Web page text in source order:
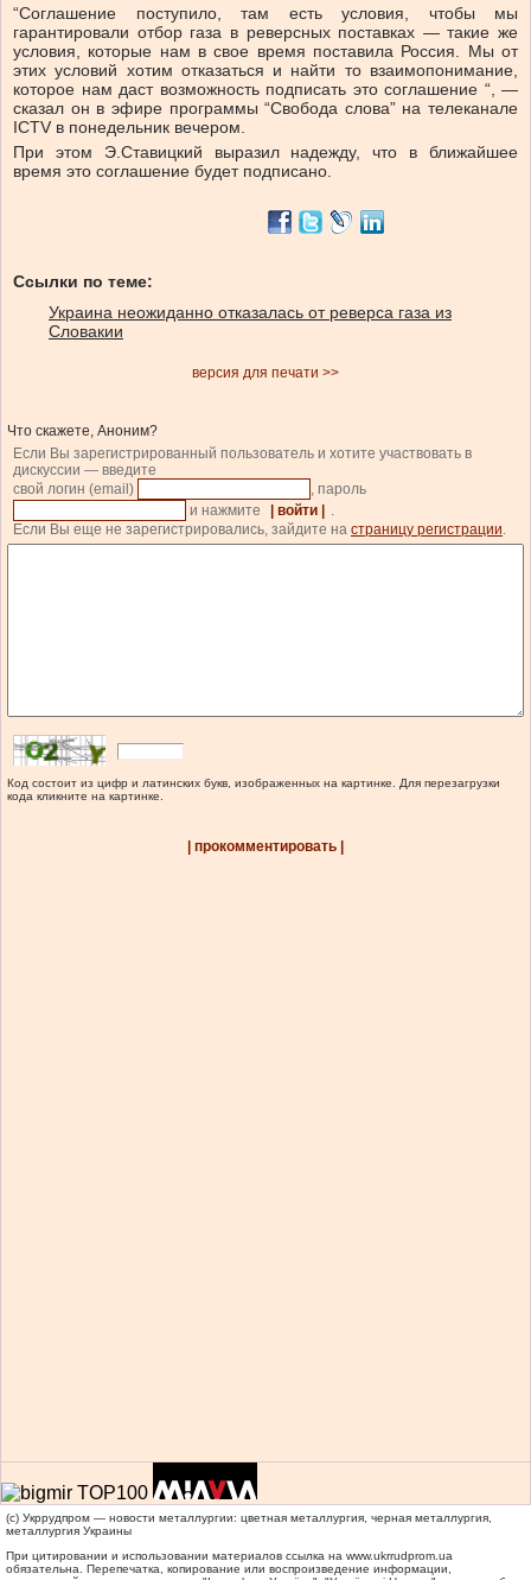
“Соглашение поступило, там есть условия, чтобы мы
гарантировали отбор газа в реверсных поставках — такие же
условия, которые нам в свое время поставила Россия. Мы от
этих условий хотим отказаться и найти то взаимопонимание,
которое нам даст возможность подписать это соглашение “, —
сказал он в эфире программы “Свобода слова” на телеканале
ICTV в понедельник вечером.
При этом Э.Ставицкий выразил надежду, что в ближайшее
время это соглашение будет подписано.
Ссылки по теме:
Украина неожиданно отказалась от реверса газа из
Словакии
версия для печати >>
Что скажете, Аноним?
Если Вы зарегистрированный пользователь и хотите участвовать в
дискуссии — введите
свой логин (email)
, пароль
и нажмите
| войти |
.
Если Вы еще не зарегистрировались, зайдите на страницу регистрации.
Код состоит из цифр и латинских букв, изображенных на картинке. Для перезагрузки
кода кликните на картинке.
| прокомментировать |
(c) Укррудпром — новости металлургии: цветная металлургия, черная металлургия,
металлургия Украины
При цитировании и использовании материалов ссылка на www.ukrrudprom.ua
обязательна. Перепечатка, копирование или воспроизведение информации,